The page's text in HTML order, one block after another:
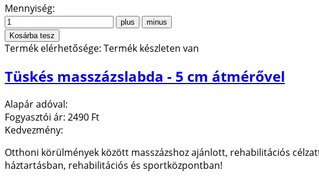
Mennyiség:
Termék elérhetősége: Termék készleten van
Tüskés masszázslabda - 5 cm átmérővel
Alapár adóval:
Fogyasztói ár: 2490 Ft
Kedvezmény:
Otthoni körülmények között masszázshoz ajánlott, rehabilitációs
háztartásban, rehabilitációs és sportközpontban!